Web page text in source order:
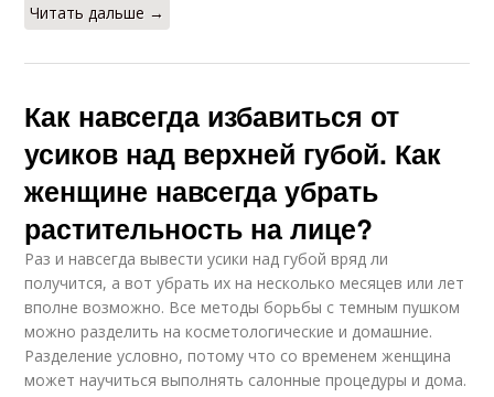
Читать дальше →
Как навсегда избавиться от
усиков над верхней губой. Как
женщине навсегда убрать
растительность на лице?
Раз и навсегда вывести усики над губой вряд ли
получится, а вот убрать их на несколько месяцев или лет
вполне возможно. Все методы борьбы с темным пушком
можно разделить на косметологические и домашние.
Разделение условно, потому что со временем женщина
может научиться выполнять салонные процедуры и дома.